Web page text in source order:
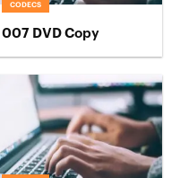
CODECS
007 DVD Copy